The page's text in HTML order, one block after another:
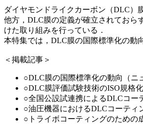
ダイヤモンドライクカーボン（DLC）
他方，DLC膜の定義が確立されておら
けた取り組みを行っている．
本特集では，DLC膜の国際標準化の動
＜掲載記事＞
○DLC膜の国際標準化の動向（
○DLC膜評価試験技術のISO規
○全国公設試連携によるDLCコ
○油圧機器におけるDLCコーテ
○トライボコーティングのため